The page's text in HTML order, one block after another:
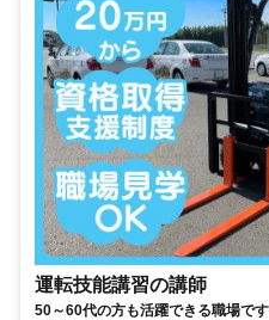
運転技能講習の講師
50～60代の方も活躍できる職場で